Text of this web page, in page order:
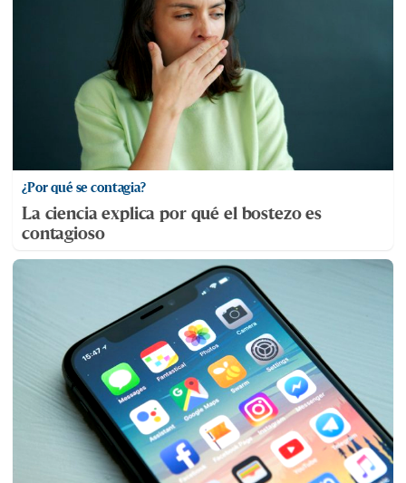
¿Por qué se contagia?
La ciencia explica por qué el bostezo es
contagioso